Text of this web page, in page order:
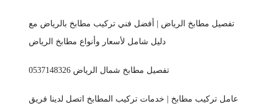
تفصيل مطابخ الرياض | أفضل فني تركيب مطابخ بالرياض مع
دليل شامل لأسعار وأنواع مطابخ الرياض
تفصيل مطابخ شمال الرياض 0537148326
عامل تركيب مطابخ | خدمات تركيب المطابخ اتصل لدينا فريق